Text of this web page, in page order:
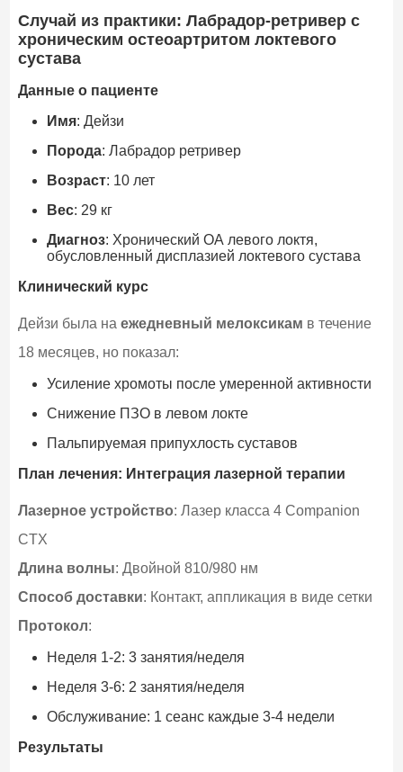
Случай из практики: Лабрадор-ретривер с
хроническим остеоартритом локтевого
сустава
Данные о пациенте
Имя: Дейзи
Порода: Лабрадор ретривер
Возраст: 10 лет
Вес: 29 кг
Диагноз: Хронический ОА левого локтя,
обусловленный дисплазией локтевого сустава
Клинический курс
Дейзи была на ежедневный мелоксикам в течение
18 месяцев, но показал:
Усиление хромоты после умеренной активности
Снижение ПЗО в левом локте
Пальпируемая припухлость суставов
План лечения: Интеграция лазерной терапии
Лазерное устройство: Лазер класса 4 Companion
CTX
Длина волны: Двойной 810/980 нм
Способ доставки: Контакт, аппликация в виде сетки
Протокол:
Неделя 1-2: 3 занятия/неделя
Неделя 3-6: 2 занятия/неделя
Обслуживание: 1 сеанс каждые 3-4 недели
Результаты